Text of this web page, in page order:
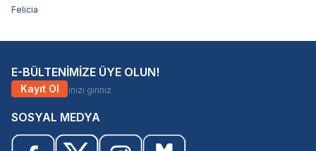
Felicia
E-BÜLTENİMİZE ÜYE OLUN!
Kayıt Ol
SOSYAL MEDYA